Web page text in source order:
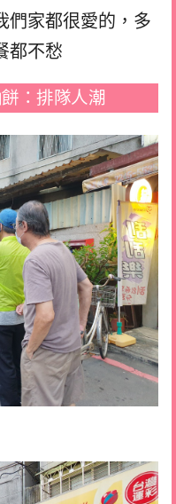
們家都很愛的， 多
都不愁
：排隊人潮